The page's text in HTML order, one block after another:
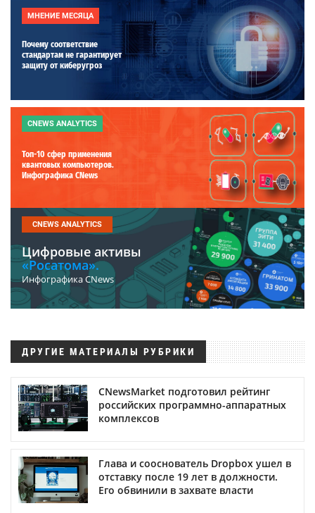
МНЕНИЕ МЕСЯЦА
Почему соответствие
стандартам не гарантирует
защиту от киберугроз
CNEWS ANALYTICS
Топ-10 сфер применения
квантовых компьютеров.
Инфографика CNews
CNEWS ANALYTICS
Цифровые активы
«Росатома».
Инфографика CNews
ДРУГИЕ МАТЕРИАЛЫ РУБРИКИ
CNewsMarket подготовил рейтинг
российских программно-аппаратных
комплексов
Глава и сооснователь Dropbox ушел в
отставку после 19 лет в должности.
Его обвинили в захвате власти